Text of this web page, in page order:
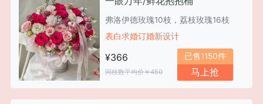
弗洛伊德玫瑰10枝，荔枝玫瑰16枝
表白求婚订婚新设计
¥366
同枝数平均价￥450
已售1150件
马上抢